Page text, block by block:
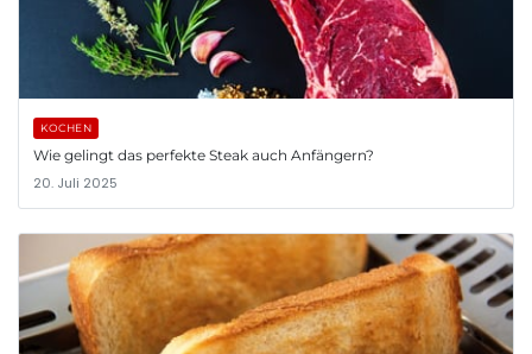
KOCHEN
Wie gelingt das perfekte Steak auch Anfängern?
20. Juli 2025